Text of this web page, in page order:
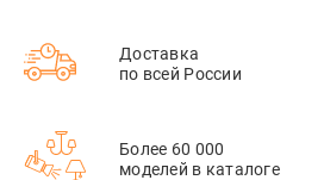
Доставка
по всей России
Более 60 000
моделей в каталоге